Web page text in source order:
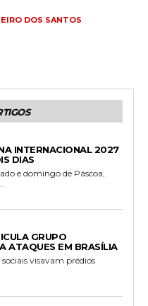
DOS SANTOS
INTERNACIONAL 2027
DIAS
e domingo de Páscoa,
GRUPO
ATAQUES EM BRASÍLIA
visavam prédios